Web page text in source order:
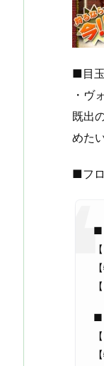
■目
・ヴ
既出
めた
■フ
■
■